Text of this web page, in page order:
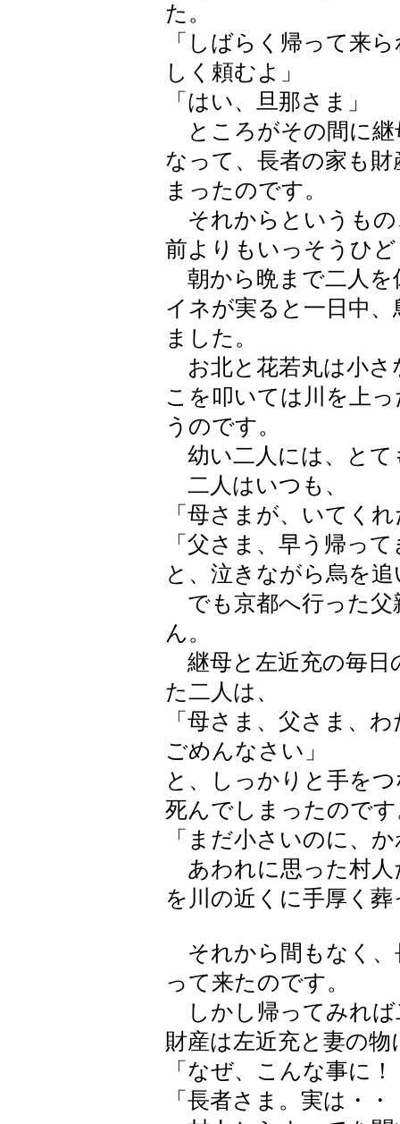
た。
「しばらく帰って来
しく頼むよ」
「はい、旦那さま」
ところがその間に継
なって、長者の家も
まったのです。
それからというもの
前よりもいっそうひ
朝から晩まで二人を
イネが実ると一日中
ました。
お北と花若丸は小さ
こを叩いては川を上
うのです。
幼い二人には、とて
二人はいつも、
「母さまが、いてく
「父さま、早う帰っ
と、泣きながら烏を
でも京都へ行った父
ん。
継母と左近充の毎日
た二人は、
「母さま、父さま、
ごめんなさい」
と、しっかりと手を
死んでしまったので
「まだ小さいのに、
あわれに思った村人
を川の近くに手厚く
それから間もなく、
って来たのです。
しかし帰ってみれば
財産は左近充と妻の
「なぜ、こんな事に
「長者さま。実は・・